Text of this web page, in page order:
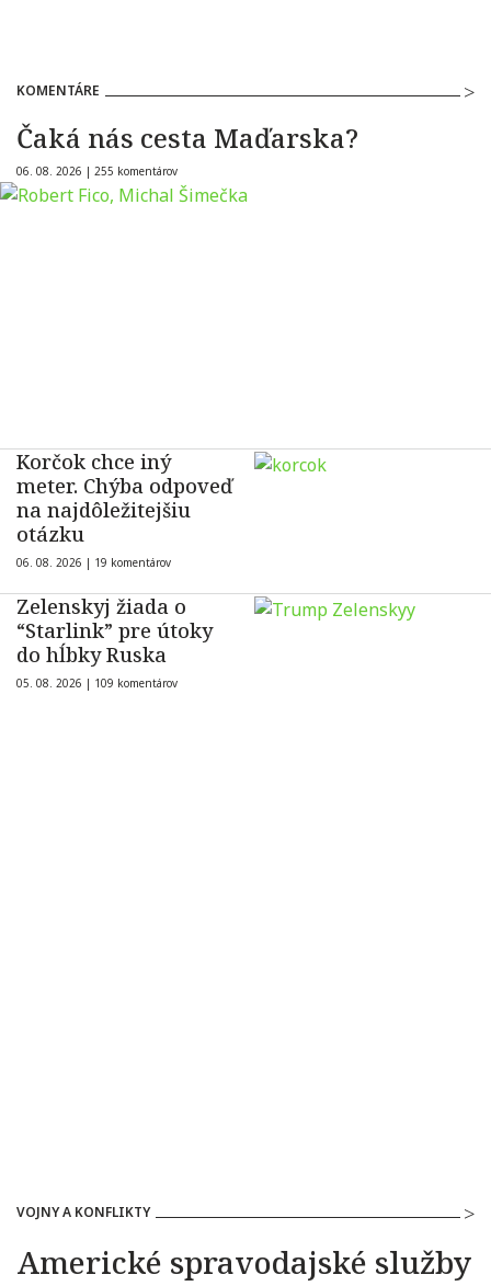
KOMENTÁRE
Čaká nás cesta Maďarska?
06. 08. 2026 | 255 komentárov
Korčok chce iný
meter. Chýba odpoveď
na najdôležitejšiu
otázku
06. 08. 2026 | 19 komentárov
Zelenskyj žiada o
“Starlink” pre útoky
do hĺbky Ruska
05. 08. 2026 | 109 komentárov
VOJNY A KONFLIKTY
Americké spravodajské služby